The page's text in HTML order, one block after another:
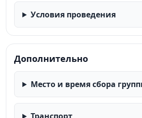
Условия проведения
Дополнительно
Место и время сбора